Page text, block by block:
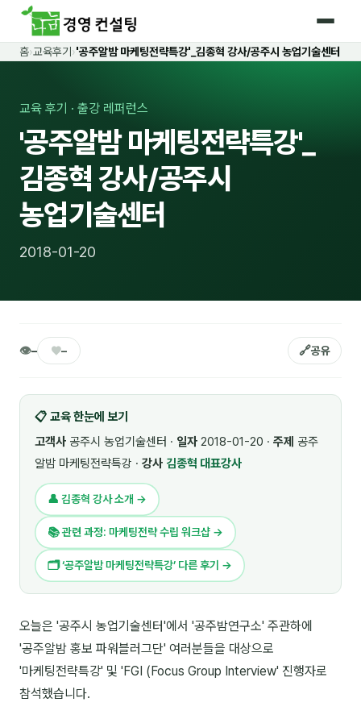
홈
커리큘럼
🛡️ 법정 의무교육 4종
🤖 AI · IT 교육
📈 마케팅 · 영업
🌏 글로벌 비즈니스 10
🏭 산업 특화
🎬 영상 · 콘텐츠
📊 프레젠테이션 · 기획
🚀 창업 · 커리어
🗣️ 외국어 강의
👥 리더십 · 조직
📚 인문학 · 교양
🤲 협력강사 과정
홈›교육후기 ›'공주알밤 마케팅전략특강'_김종혁 강사/공주시 농업기술센터
교육 후기 · 출강 레퍼런스
'공주알밤 마케팅전략특강'_
김종혁 강사/공주시
농업기술센터
2018-01-20
👁– ♥– 🔗공유
📋 교육 한눈에 보기
고객사 공주시 농업기술센터 · 일자 2018-01-20 · 주제 공주
알밤 마케팅전략특강 · 강사 김종혁 대표강사
👤 김종혁 강사 소개 →
📚 관련 과정: 마케팅전략 수립 워크샵 →
🗂 ‘공주알밤 마케팅전략특강’ 다른 후기 →
오늘은 '공주시 농업기술센터'에서 '공주밤연구소' 주관하에
'공주알밤 홍보 파워블러그단' 여러분들을 대상으로
'마케팅전략특강' 및 'FGI (Focus Group Interview' 진행자로
참석했습니다.